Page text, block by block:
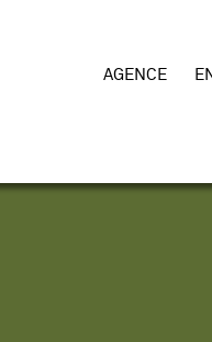
AGENCE